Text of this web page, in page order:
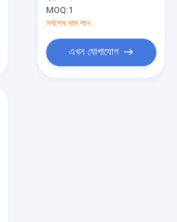
MOQ:1
সর্বশেষ দাম পান
এখন যোগাযোগ